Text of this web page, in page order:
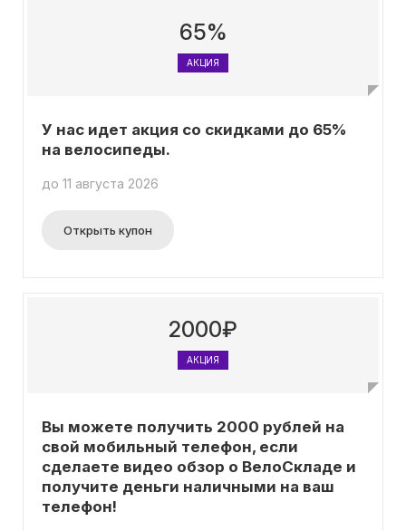
65%
АКЦИЯ
У нас идет акция со скидками до 65%
на велосипеды.
до 11 августа 2026
Открыть купон
2000₽
АКЦИЯ
Вы можете получить 2000 рублей на
свой мобильный телефон, если
сделаете видео обзор о ВелоСкладе и
получите деньги наличными на ваш
телефон!